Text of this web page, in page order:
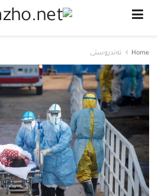
Home تەندروستى